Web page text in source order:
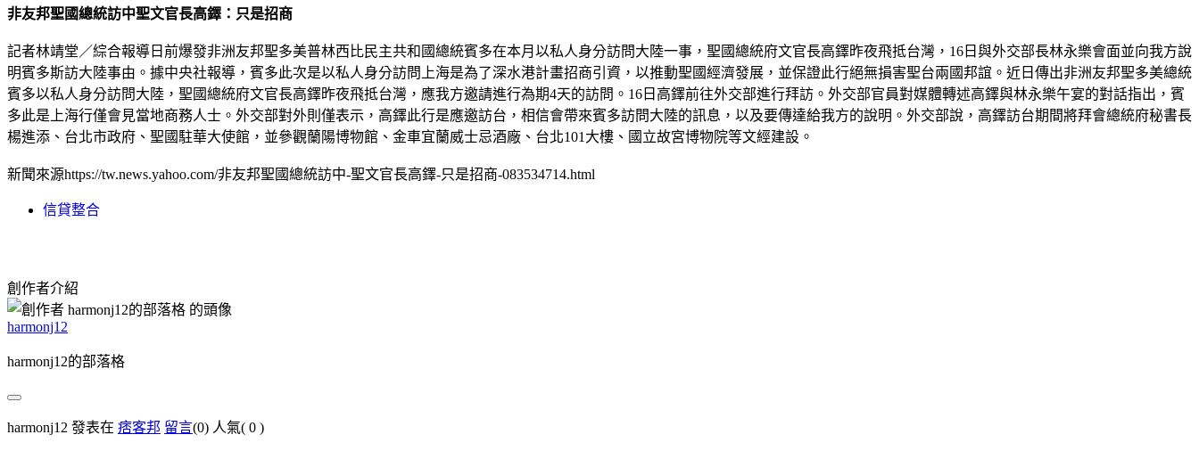
非友邦聖國總統訪中聖文官長高鐸：只是招商
記者林靖堂／綜合報導日前爆發非洲友邦聖多美普林西比民主共和國總統賓多在本月以私人身分訪問大陸一事，聖國總統府文官長高鐸昨夜飛抵台灣，16日與外交部長林永樂會面並向我方說
明賓多斯訪大陸事由。據中央社報導，賓多此次是以私人身分訪問上海是為了深水港計畫招商引資，以推動聖國經濟發展，並保證此行絕無損害聖台兩國邦誼。近日傳出非洲友邦聖多美總統
賓多以私人身分訪問大陸，聖國總統府文官長高鐸昨夜飛抵台灣，應我方邀請進行為期4天的訪問。16日高鐸前往外交部進行拜訪。外交部官員對媒體轉述高鐸與林永樂午宴的對話指出，賓
多此是上海行僅會見當地商務人士。外交部對外則僅表示，高鐸此行是應邀訪台，相信會帶來賓多訪問大陸的訊息，以及要傳達給我方的說明。外交部說，高鐸訪台期間將拜會總統府秘書長
楊進添、台北市政府、聖國駐華大使館，並參觀蘭陽博物館、金車宜蘭威士忌酒廠、台北101大樓、國立故宮博物院等文經建設。
新聞來源https://tw.news.yahoo.com/非友邦聖國總統訪中-聖文官長高鐸-只是招商-083534714.html
信貸整合
創作者介紹
harmonj12
harmonj12的部落格
harmonj12 發表在 痞客邦 留言(0) 人氣( 0 )